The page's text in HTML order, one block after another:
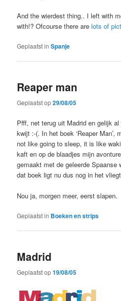
And the wierdest thing.. I left with
with!? Ofcourse there arelots of
Geplaatst in Spanje
Reaper man
Geplaatst op29/08/05
Pfff, net terug uit Madrid en gelijk
kwijt :-(. In het boek ‘Reaper Man’,
not like going to sleep, it is like
kaft en op de blaadjes mijn
gemaakt met de geleerde Spaanse
dat boek ligt nu dus nog in het
Nou ja, morgen meer, eerst slapen.
Geplaatst in Boeken en strips
Madrid
Geplaatst op19/08/05